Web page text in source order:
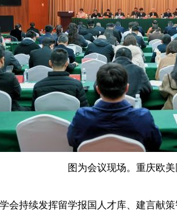
图为会议现场。重庆欧
持续发挥留学报国人才库、建言献